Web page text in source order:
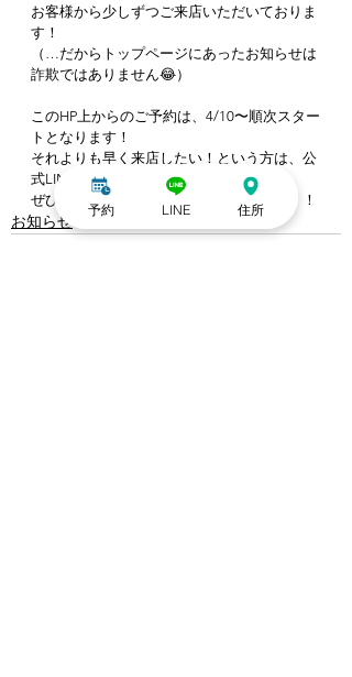
お客様から少しずつご来店いただいておりま
す！
（…だからトップページにあったお知らせは
詐欺ではありません😂）
このHP上からのご予約は、4/10〜順次スター
トとなります！
それよりも早く来店したい！という方は、公
式LINEにてお問い合わせください♪
ぜひ皆様のご来店をお待ちしております！！
お知らせ
予約 LINE 住所